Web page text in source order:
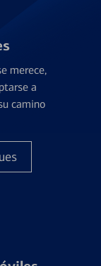
merece,
a
camino